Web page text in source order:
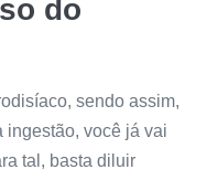
do
sendo assim,
ingestão, você já vai
tal, basta diluir